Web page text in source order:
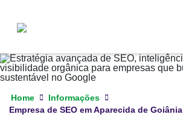
Home
Informações
Empresa de SEO em Aparecida de Goiânia